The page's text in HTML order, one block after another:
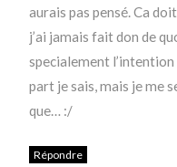
aurais pas pensé. Ca
j’ai jamais fait don de
specialement l’intention
part je sais, mais je me
que… :/
Répondre